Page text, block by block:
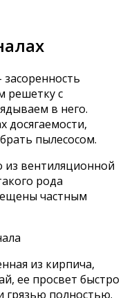
решетку с
в него.
досягаемости,
пылесосом.
из вентиляционной
рода
частным
из кирпича,
ее просвет быстро
грязью полностью.